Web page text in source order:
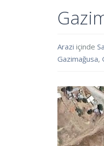
Arazi içinde
Gazimağusa,